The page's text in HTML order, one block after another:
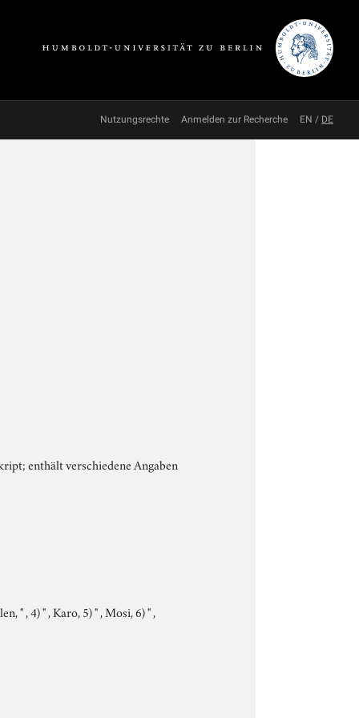
Nutzungsrechte Anmelden zur Recherche EN / DE
enthält verschiedene Angaben
" , 4) " , Karo, 5) " , Mosi, 6) " ,